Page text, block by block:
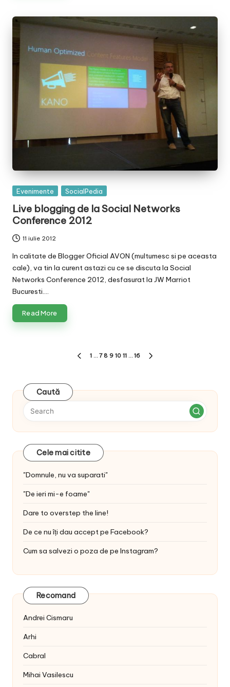
Posted
Evenimente SocialPedia
Live blogging de la Social Networks
Conference 2012
11 iulie 2012
In calitate de Blogger Oficial AVON (multumesc si pe aceasta
cale), va tin la curent astazi cu ce se discuta la Social
Networks Conference 2012, desfasurat la JW Marriot
Bucuresti.…
Read More
PaginațiePREVIOUS
1 … 7 8 9 10 11 … 16
Caută
Cele mai citite
"Domnule, nu va suparati"
"De ieri mi-e foame"
Dare to overstep the line!
De ce nu îți dau accept pe Facebook?
Cum sa salvezi o poza de pe Instagram?
Recomand
Andrei Cismaru
Arhi
Cabral
Mihai Vasilescu